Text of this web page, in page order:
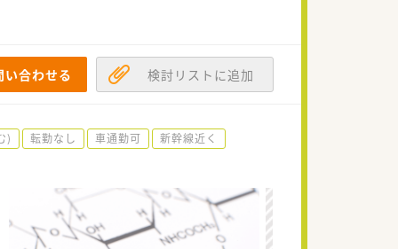
い合わせる 検討リストに追加
) 転勤なし 車通勤可
新幹線近く